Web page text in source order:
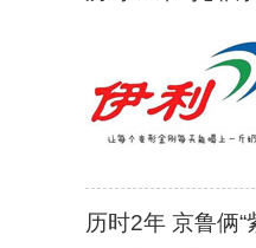
历时2年 京鲁俩“